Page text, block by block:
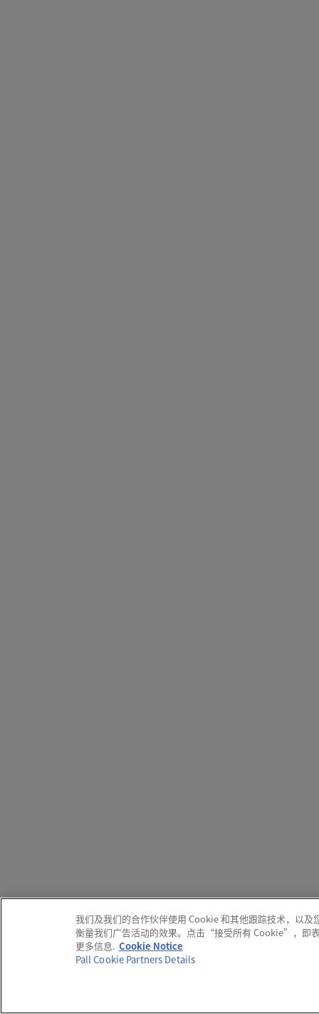
我们及我们的合作伙伴使用 Cookie 和其他跟踪技术，以
衡量我们广告活动的效果。点击“接受所有 Cookie”，即
更多信息. Cookie Notice
Pall Cookie Partners Details